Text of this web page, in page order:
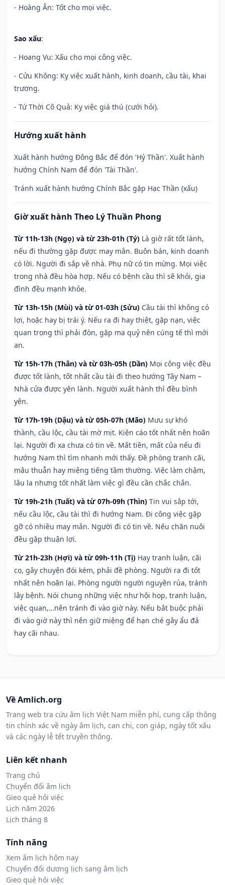
- Hoàng Ân: Tốt cho mọi việc.
Sao xấu:
- Hoang Vu: Xấu cho mọi công việc.
- Cửu Không: Kỵ việc xuất hành, kinh doanh, cầu tài, khai
trương.
- Tứ Thời Cô Quả: Kỵ việc giá thú (cưới hỏi).
Hướng xuất hành
Xuất hành hướng Đông Bắc để đón 'Hỷ Thần'. Xuất hành
hướng Chính Nam để đón 'Tài Thần'.
Tránh xuất hành hướng Chính Bắc gặp Hạc Thần (xấu)
Giờ xuất hành Theo Lý Thuần Phong
Từ 11h-13h (Ngọ) và từ 23h-01h (Tý) Là giờ rất tốt lành,
nếu đi thường gặp được may mắn. Buôn bán, kinh doanh
có lời. Người đi sắp về nhà. Phụ nữ có tin mừng. Mọi việc
trong nhà đều hòa hợp. Nếu có bệnh cầu thì sẽ khỏi, gia
đình đều mạnh khỏe.
Từ 13h-15h (Mùi) và từ 01-03h (Sửu) Cầu tài thì không có
lợi, hoặc hay bị trái ý. Nếu ra đi hay thiệt, gặp nạn, việc
quan trọng thì phải đòn, gặp ma quỷ nên cúng tế thì mới
an.
Từ 15h-17h (Thân) và từ 03h-05h (Dần) Mọi công việc đều
được tốt lành, tốt nhất cầu tài đi theo hướng Tây Nam –
Nhà cửa được yên lành. Người xuất hành thì đều bình
yên.
Từ 17h-19h (Dậu) và từ 05h-07h (Mão) Mưu sự khó
thành, cầu lộc, cầu tài mờ mịt. Kiện cáo tốt nhất nên hoãn
lại. Người đi xa chưa có tin về. Mất tiền, mất của nếu đi
hướng Nam thì tìm nhanh mới thấy. Đề phòng tranh cãi,
mâu thuẫn hay miệng tiếng tầm thường. Việc làm chậm,
lâu la nhưng tốt nhất làm việc gì đều cần chắc chắn.
Từ 19h-21h (Tuất) và từ 07h-09h (Thìn) Tin vui sắp tới,
nếu cầu lộc, cầu tài thì đi hướng Nam. Đi công việc gặp
gỡ có nhiều may mắn. Người đi có tin về. Nếu chăn nuôi
đều gặp thuận lợi.
Từ 21h-23h (Hợi) và từ 09h-11h (Tị) Hay tranh luận, cãi
cọ, gây chuyện đói kém, phải đề phòng. Người ra đi tốt
nhất nên hoãn lại. Phòng người người nguyền rủa, tránh
lây bệnh. Nói chung những việc như hội họp, tranh luận,
việc quan,…nên tránh đi vào giờ này. Nếu bắt buộc phải
đi vào giờ này thì nên giữ miệng để hạn ché gây ẩu đả
hay cãi nhau.
Về Amlich.org
Trang web tra cứu âm lịch Việt Nam miễn phí, cung cấp thông
tin chính xác về ngày âm lịch, can chi, con giáp, ngày tốt xấu
và các ngày lễ tết truyền thống.
Liên kết nhanh
Trang chủ
Chuyển đổi âm lịch
Gieo quẻ hỏi việc
Lịch năm 2026
Lịch tháng 8
Tính năng
Xem âm lịch hôm nay
Chuyển đổi dương lịch sang âm lịch
Gieo quẻ hỏi việc